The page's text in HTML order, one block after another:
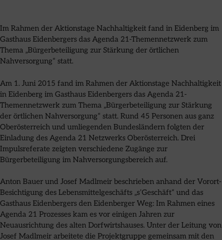
Im Rahmen der Aktionstage Nachhaltigkeit fand in Eidenberg im
Gasthaus Eidenbergers das Agenda 21-Themennetzwerk zum
Thema „Bürgerbeteiligung zur Stärkung der örtlichen
Nahversorgung“ statt.
Am 1. Juni 2015 fand im Rahmen der Aktionstage Nachhaltigkeit
in Eidenberg im Gasthaus Eidenbergers das Agenda 21-
Themennetzwerk zum Thema „Bürgerbeteiligung zur Stärkung
der örtlichen Nahversorgung“ statt. Rund 45 Personen aus ganz
Oberösterreich und umliegenden Bundesländern folgten der
Einladung des Agenda 21 Netzwerks Oberösterreich. Drei
Impulsreferate zeigten verschiedene Zugänge zur
Bürgerbeteiligung im Nahversorgungsbereich auf.
Anton Bauer und Josef Madlmeir beschrieben anhand der Vorort-
Besichtigung des Lebensmittelgeschäfts „s’Geschäft“ und das
Gasthaus Eidenbergers den Eidenberger Weg: Im Rahmen eines
Agenda 21 Prozesses kam es vor einigen Jahren zur
Neuausrichtung des alten Dorfwirtshauses. Unter der Leitung von
Josef Madlmeir arbeitete die Projektgruppe gemeinsam mit den